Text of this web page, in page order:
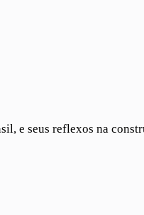
e seus reflexos na